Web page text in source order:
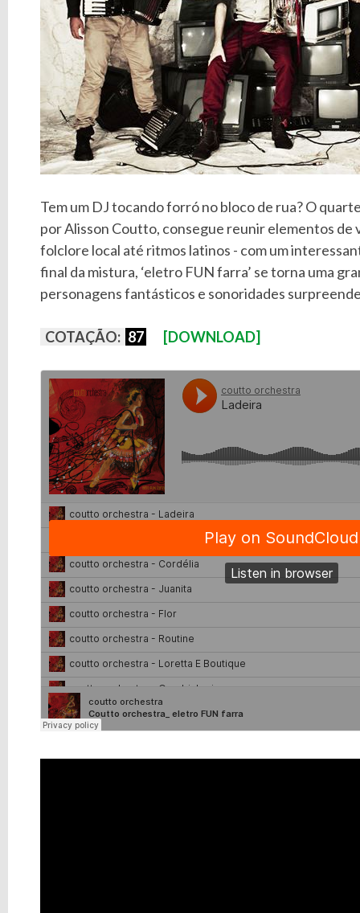
Tem um DJ tocando forró no bloco de rua? O
por Alisson Coutto, consegue reunir elementos de
folclore local até ritmos latinos - com um
final da mistura, ‘eletro FUN farra’ se torna uma
personagens fantásticos e sonoridades
COTAÇÃO: 87 [DOWNLOAD]